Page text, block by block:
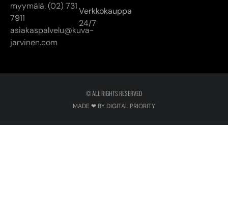
myymälä. (02) 731
7911
asiakaspalvelu@kuva-
jarvinen.com
Verkkokauppa
24/7
© ALL RIGHTS RESERVED
MADE ❤ BY DIGITAL PRIORITY